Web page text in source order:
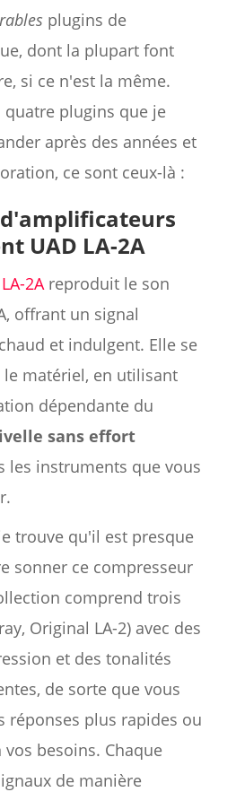
plugins de
dont la plupart font
si ce n'est la même.
quatre plugins que je
après des années et
ce sont ceux-là :
UAD LA-2A
2Areproduit le son
offrant un signal
et indulgent. Elle se
matériel, en utilisant
dépendante du
sans effort
les instruments que vous
trouve qu'il est presque
sonner ce compresseur
comprend trois
Original LA-2) avec des
et des tonalités
de sorte que vous
réponses plus rapides ou
besoins. Chaque
de manière